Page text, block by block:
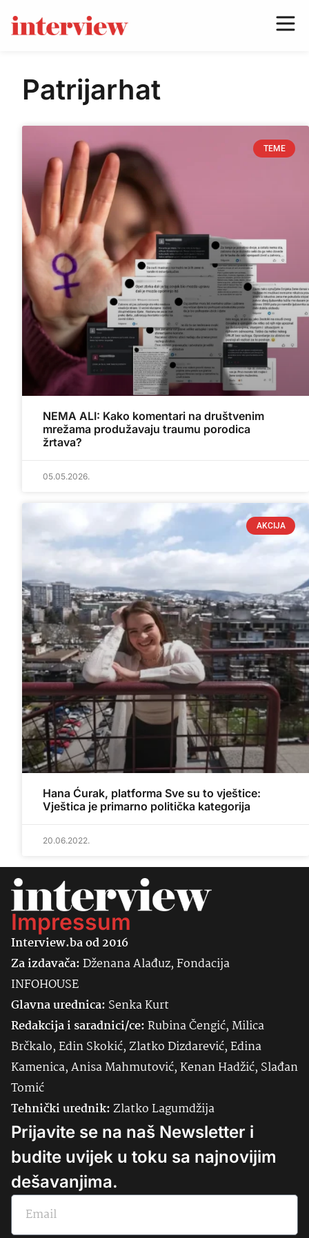
Patrijarhat
TEME
NEMA ALI: Kako komentari na društvenim
mrežama produžavaju traumu porodica
žrtava?
05.05.2026.
AKCIJA
Hana Ćurak, platforma Sve su to vještice:
Vještica je primarno politička kategorija
20.06.2022.
Impressum
Interview.ba od 2016
Za izdavača:Dženana Alađuz, Fondacija
INFOHOUSE
Glavna urednica: SenkaKurt
Redakcija i saradnici/ce:Rubina Čengić, Milica
Brčkalo, Edin Skokić, Zlatko Dizdarević, Edina
Kamenica, Anisa Mahmutović, Kenan Hadžić, Slađan
Tomić
Tehnički urednik:Zlatko Lagumdžija
Prijavite se na naš Newsletter i
budite uvijek u toku sa najnovijim
dešavanjima.